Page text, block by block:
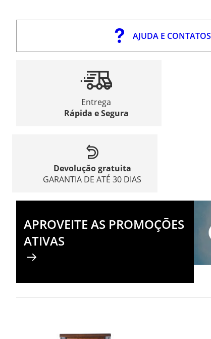
AJUDA E CONTATOS
Entrega
Rápida e Segura
Devolução gratuita
GARANTIA DE ATÉ 30 DIAS
APROVEITE AS PROMOÇÕES
ATIVAS